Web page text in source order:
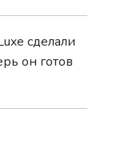
конверты
сделали
он готов